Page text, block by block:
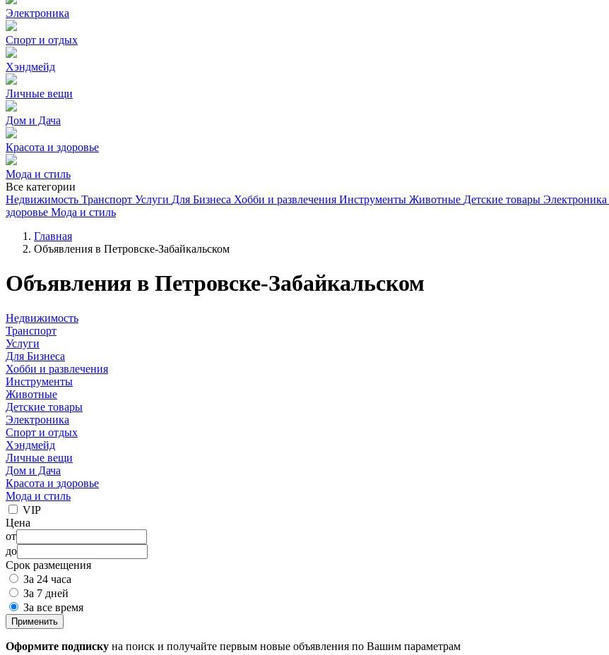
Электроника
Спорт и отдых
Хэндмейд
Личные вещи
Дом и Дача
Красота и здоровье
Мода и стиль
Все категории
Недвижимость Транспорт Услуги Для Бизнеса Хобби и развлечения Инструменты Животные Детские товары Электроника
здоровье Мода и стиль
Главная
Объявления в Петровске-Забайкальском
Объявления в Петровске-Забайкальском
Недвижимость
Транспорт
Услуги
Для Бизнеса
Хобби и развлечения
Инструменты
Животные
Детские товары
Электроника
Спорт и отдых
Хэндмейд
Личные вещи
Дом и Дача
Красота и здоровье
Мода и стиль
VIP
Цена
от
до
Срок размещения
За 24 часа
За 7 дней
За все время
Применить
Оформите подписку на поиск и получайте первым новые объявления по Вашим параметрам